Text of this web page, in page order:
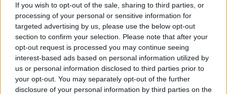
If you wish to opt-out of the sale, sharing to third parties, or
processing of your personal or sensitive information for
targeted advertising by us, please use the below opt-out
section to confirm your selection. Please note that after your
opt-out request is processed you may continue seeing
interest-based ads based on personal information utilized by
us or personal information disclosed to third parties prior to
your opt-out. You may separately opt-out of the further
disclosure of your personal information by third parties on the
resultados”, explicó el concejal. Se trata de abrir
los hoteles con actividades culturales y de ocio
como jornadas, charlas y conciertos.
La reputación on line de los establecimientos
alojativos, la defensa de la actividad turística
regulada y de calidad y la participación de los